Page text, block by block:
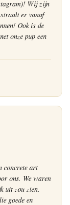
Wij zijn
er vanaf
Ook is de
onze pup een
concrete art
ons. We waren
uit zou zien.
goede en